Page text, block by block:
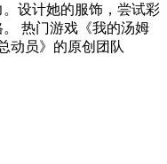
设计她的服饰，尝试彩
热门游戏《我的汤姆
动员》的原创团队